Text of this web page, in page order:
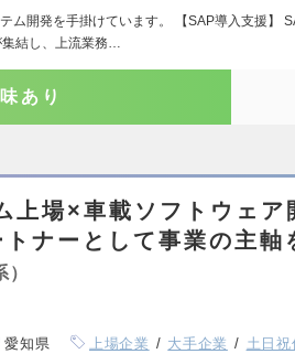
ム開発を手掛けています。 【SAP導入支援】
結し、上流業務…
あり
上場×車載ソフトウェア
ナーとして事業の主軸
愛知県 上場企業 大手企業 土日祝